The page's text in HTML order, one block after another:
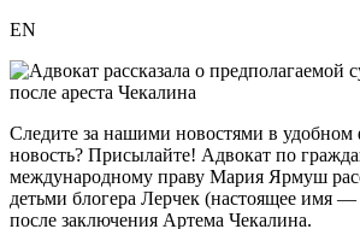
EN
Следите за нашими новостями в удобном
новость? Присылайте! Адвокат по
международному праву Мария Ярмуш
детьми блогера Лерчек (настоящее имя
после заключения Артема Чекалина.